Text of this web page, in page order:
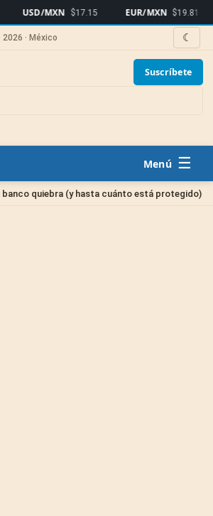
USD/MXN $17.15 EUR/MXN $19.81
· México ☾
Suscríbete
☰
(y hasta cuánto está protegido) Sin